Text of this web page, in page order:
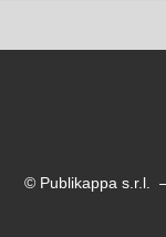
© Publikappa s.r.l.